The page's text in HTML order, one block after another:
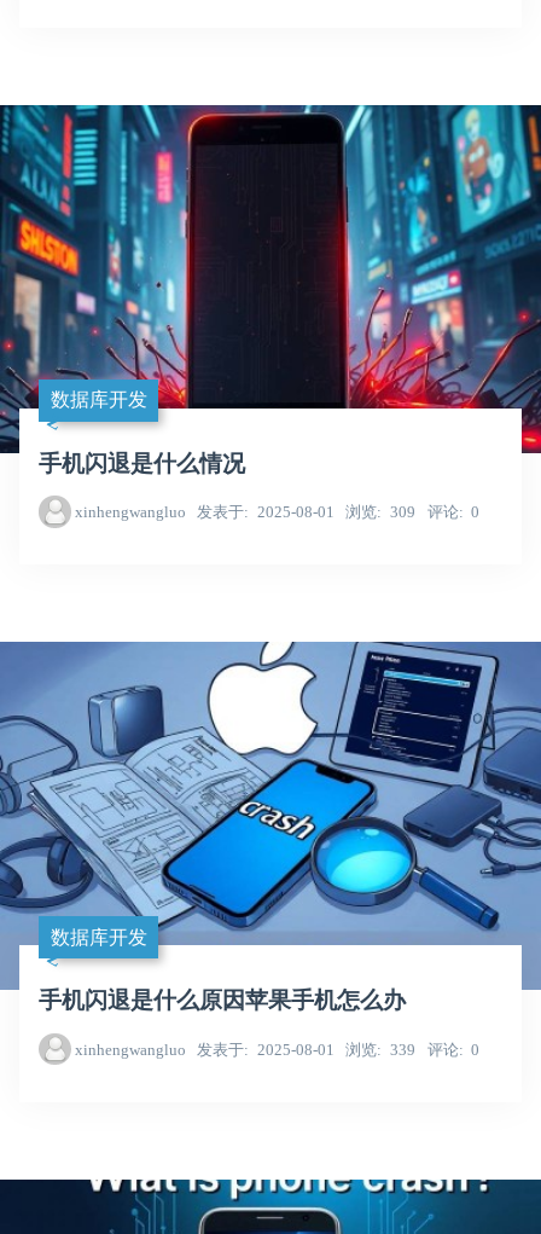
数据库开发
手机闪退是什么情况
xinhengwangluo 发表于 2025-08-01 浏览 309 评论 0
数据库开发
手机闪退是什么原因苹果手机怎么办
xinhengwangluo 发表于 2025-08-01 浏览 339 评论 0